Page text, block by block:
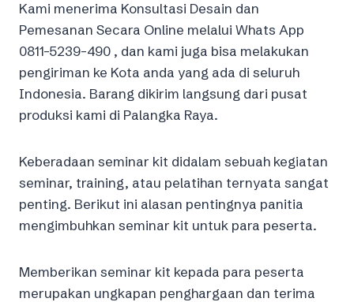
Kami menerima Konsultasi Desain dan
Pemesanan Secara Online melalui Whats App
0811-5239-490 , dan kami juga bisa melakukan
pengiriman ke Kota anda yang ada di seluruh
Indonesia. Barang dikirim langsung dari pusat
produksi kami di Palangka Raya.
Keberadaan seminar kit didalam sebuah kegiatan
seminar, training, atau pelatihan ternyata sangat
penting. Berikut ini alasan pentingnya panitia
mengimbuhkan seminar kit untuk para peserta.
Memberikan seminar kit kepada para peserta
merupakan ungkapan penghargaan dan terima